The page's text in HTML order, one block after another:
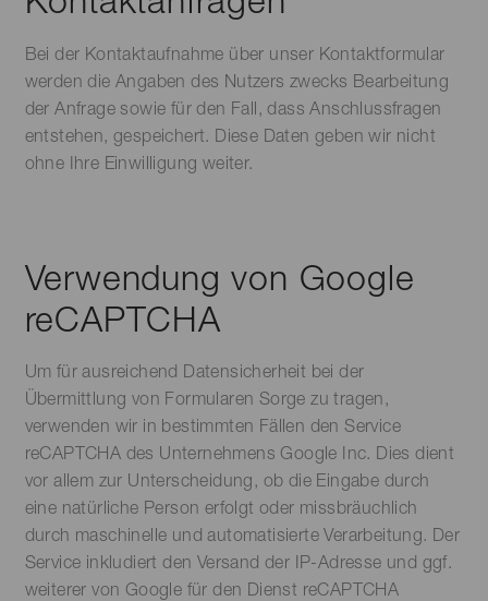
Bei der Kontaktaufnahme über unser Kontaktformular
werden die Angaben des Nutzers zwecks Bearbeitung
der Anfrage sowie für den Fall, dass Anschlussfragen
entstehen, gespeichert. Diese Daten geben wir nicht
ohne Ihre Einwilligung weiter.
Verwendung von Google
reCAPTCHA
Um für ausreichend Datensicherheit bei der
Übermittlung von Formularen Sorge zu tragen,
verwenden wir in bestimmten Fällen den Service
reCAPTCHA des Unternehmens Google Inc. Dies dient
vor allem zur Unterscheidung, ob die Eingabe durch
eine natürliche Person erfolgt oder missbräuchlich
durch maschinelle und automatisierte Verarbeitung. Der
Service inkludiert den Versand der IP-Adresse und ggf.
weiterer von Google für den Dienst reCAPTCHA